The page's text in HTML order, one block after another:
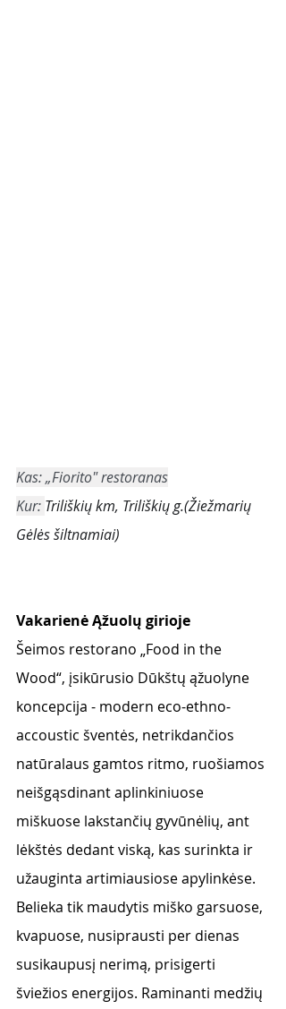
Kas: „Fiorito" restoranas
Kur: Triliškių km, Triliškių g.(Žiežmarių
Gėlės šiltnamiai)
Vakarienė Ąžuolų girioje
Šeimos restorano „Food in the
Wood“, įsikūrusio Dūkštų ąžuolyne
koncepcija - modern eco-ethno-
accoustic šventės, netrikdančios
natūralaus gamtos ritmo, ruošiamos
neišgąsdinant aplinkiniuose
miškuose lakstančių gyvūnėlių, ant
lėkštės dedant viską, kas surinkta ir
užauginta artimiausiose apylinkėse.
Belieka tik maudytis miško garsuose,
kvapuose, nusiprausti per dienas
susikaupusį nerimą, prisigerti
šviežios energijos. Raminanti medžių